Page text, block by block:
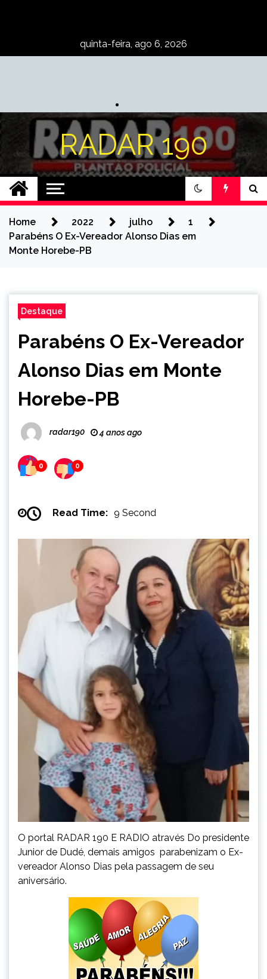
quinta-feira, ago 6, 2026
RADAR 190
Home 2022 julho
1
Parabéns O Ex-Vereador Alonso Dias em
Monte Horebe-PB
Destaque
Parabéns O Ex-Vereador
Alonso Dias em Monte
Horebe-PB
radar190 4 anos ago
0 0
Read Time: 9 Second
O portal RADAR 190 E RADIO através Do presidente
Junior de Dudé, demais amigos parabenizam o Ex-
vereador Alonso Dias pela passagem de seu
aniversário.